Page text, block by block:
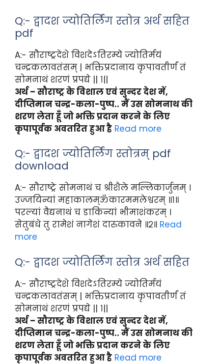
Q:- द्वादश ज्योतिर्लिंग स्तोत्र अर्थ सहित
pdf
A:- सौराष्ट्रदेशे विशदेऽतिरम्ये ज्योतिर्मयं
चन्द्रकलावतंसम् | भक्तिप्रदानाय कृपावतीर्णं तं
सोमनाथं शरणं प्रपद्ये || १||
अर्थ – सौराष्ट्र के विशाल एवं सुन्दर देश में,
दीप्तिमान चन्द्र-कला-पुष्प.. मैं उस सोमनाथ की
शरण लेता हूँ जो भक्ति प्रदान करने के लिए
कृपापूर्वक अवतरित हुआ है Read more
Q:- द्वादश ज्योतिर्लिंग स्तोत्रम् pdf
download
A:- सौराष्ट्रे सोमनाथं च श्रीशैले मल्लिकार्जुनम् ।
उज्जयिन्यां महाकालम्ॐकारममलेश्वरम् ॥१॥
परल्यां वैद्यनाथं च डाकिन्यां भीमाशंकरम् ।
सेतुबंधे तु रामेशं नागेशं दारुकावने ॥२॥ Read
more
Q:- द्वादश ज्योतिर्लिंग स्तोत्र अर्थ सहित
A:- सौराष्ट्रदेशे विशदेऽतिरम्ये ज्योतिर्मयं
चन्द्रकलावतंसम् | भक्तिप्रदानाय कृपावतीर्णं तं
सोमनाथं शरणं प्रपद्ये || १||
अर्थ – सौराष्ट्र के विशाल एवं सुन्दर देश में,
दीप्तिमान चन्द्र-कला-पुष्प.. मैं उस सोमनाथ की
शरण लेता हूँ जो भक्ति प्रदान करने के लिए
कृपापूर्वक अवतरित हुआ है Read more